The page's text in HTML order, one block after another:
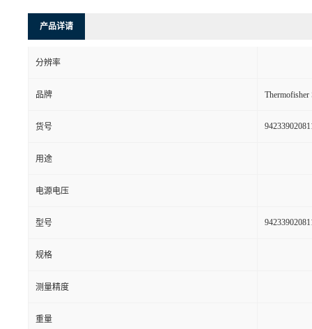
产品详请
分辨率
品牌
货号
用途
电源电压
型号
规格
测量精度
重量